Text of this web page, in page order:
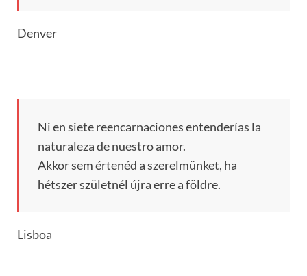
Denver
Ni en siete reencarnaciones entenderías la
naturaleza de nuestro amor.
Akkor sem értenéd a szerelmünket, ha
hétszer születnél újra erre a földre.
Lisboa